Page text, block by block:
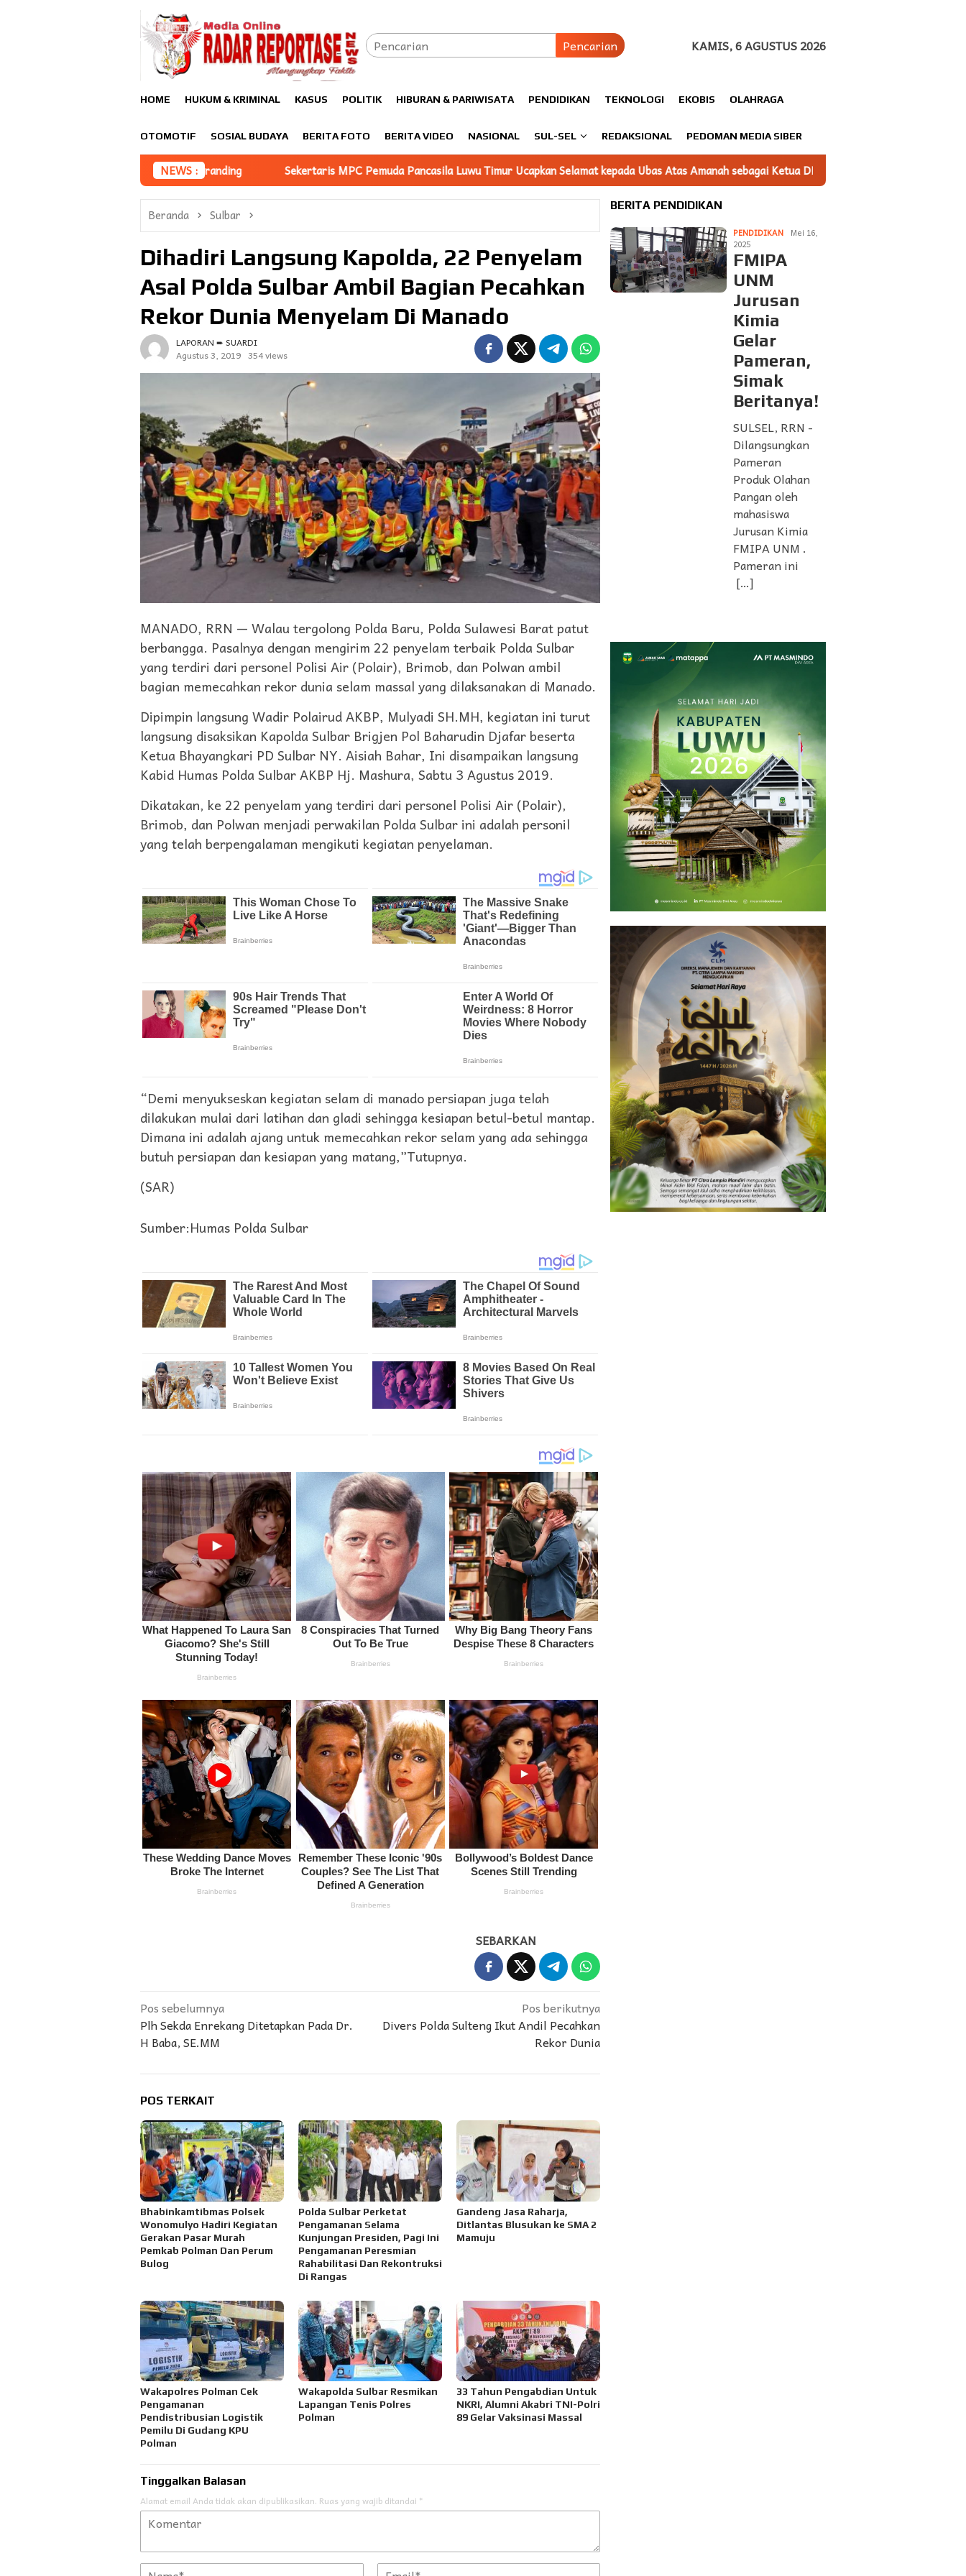
Pencarian KAMIS, 6 AGUSTUS 2026
HOME HUKUM & KRIMINAL KASUS POLITIK HIBURAN & PARIWISATA PENDIDIKAN TEKNOLOGI EKOBIS OLAHRAGA
OTOMOTIF SOSIAL BUDAYA BERITA FOTO BERITA VIDEO NASIONAL SUL-SEL REDAKSIONAL PEDOMAN MEDIA SIBER
NEWS :
Sekertaris MPC Pemuda Pancasila Luwu Timur Ucapkan Selamat kepada Ubas Atas Amanah sebagai Ketua DPC Gerindra Luwu Timur
Beranda Sulbar
Dihadiri Langsung Kapolda, 22 Penyelam
Asal Polda Sulbar Ambil Bagian Pecahkan
Rekor Dunia Menyelam Di Manado
LAPORAN ➨ SUARDI
Agustus 3, 2019 354 views
MANADO, RRN — Walau tergolong Polda Baru, Polda Sulawesi Barat patut
berbangga. Pasalnya dengan mengirim 22 penyelam terbaik Polda Sulbar
yang terdiri dari personel Polisi Air (Polair), Brimob, dan Polwan ambil
bagian memecahkan rekor dunia selam massal yang dilaksanakan di Manado.
Dipimpin langsung Wadir Polairud AKBP, Mulyadi SH.MH, kegiatan ini turut
langsung disaksikan Kapolda Sulbar Brigjen Pol Baharudin Djafar beserta
Ketua Bhayangkari PD Sulbar NY. Aisiah Bahar, Ini disampaikan langsung
Kabid Humas Polda Sulbar AKBP Hj. Mashura, Sabtu 3 Agustus 2019.
Dikatakan, ke 22 penyelam yang terdiri dari personel Polisi Air (Polair),
Brimob, dan Polwan menjadi perwakilan Polda Sulbar ini adalah personil
yang telah berpengalaman mengikuti kegiatan penyelaman.
“Demi menyukseskan kegiatan selam di manado persiapan juga telah
dilakukan mulai dari latihan dan gladi sehingga kesiapan betul-betul mantap.
Dimana ini adalah ajang untuk memecahkan rekor selam yang ada sehingga
butuh persiapan dan kesiapan yang matang,”Tutupnya.
(SAR)
Sumber:Humas Polda Sulbar
SEBARKAN
Navigasi
pos
Pos sebelumnya
Plh Sekda Enrekang Ditetapkan Pada Dr.
H Baba, SE.MM
Pos berikutnya
Divers Polda Sulteng Ikut Andil Pecahkan
Rekor Dunia
POS TERKAIT
Bhabinkamtibmas Polsek
Wonomulyo Hadiri Kegiatan
Gerakan Pasar Murah
Pemkab Polman Dan Perum
Bulog
Polda Sulbar Perketat
Pengamanan Selama
Kunjungan Presiden, Pagi Ini
Pengamanan Peresmian
Rahabilitasi Dan Rekontruksi
Di Rangas
Gandeng Jasa Raharja,
Ditlantas Blusukan ke SMA 2
Mamuju
Wakapolres Polman Cek
Pengamanan
Pendistribusian Logistik
Pemilu Di Gudang KPU
Polman
Wakapolda Sulbar Resmikan
Lapangan Tenis Polres
Polman
33 Tahun Pengabdian Untuk
NKRI, Alumni Akabri TNI-Polri
89 Gelar Vaksinasi Massal
Tinggalkan Balasan
Alamat email Anda tidak akan dipublikasikan. Ruas yang wajib ditandai *
BERITA PENDIDIKAN
PENDIDIKAN
Mei 16,
2025
FMIPA
UNM
Jurusan
Kimia
Gelar
Pameran,
Simak
Beritanya!
SULSEL, RRN -
Dilangsungkan
Pameran
Produk Olahan
Pangan oleh
mahasiswa
Jurusan Kimia
FMIPA UNM .
Pameran ini
[…]